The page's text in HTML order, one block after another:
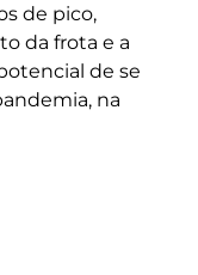
de pico,
da frota e a
de se
na